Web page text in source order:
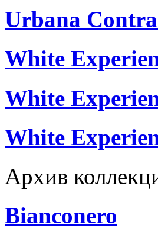
Urbana
White
White
White
Архив
Bianconero